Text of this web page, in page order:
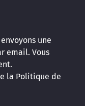
une
email. Vous
la Politique de